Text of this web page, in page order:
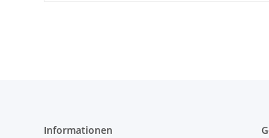
Informationen